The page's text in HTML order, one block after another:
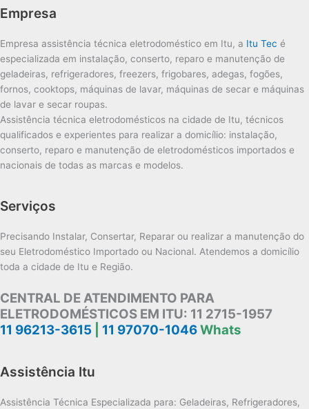
Empresa
Empresa assistência técnica eletrodoméstico em Itu, a Itu Tec é
especializada em instalação, conserto, reparo e manutenção de
geladeiras, refrigeradores, freezers, frigobares, adegas, fogões,
fornos, cooktops, máquinas de lavar, máquinas de secar e máquinas
de lavar e secar roupas.
Assistência técnica eletrodomésticos na cidade de Itu, técnicos
qualificados e experientes para realizar a domicílio: instalação,
conserto, reparo e manutenção de eletrodomésticos importados e
nacionais de todas as marcas e modelos.
Serviços
Precisando Instalar, Consertar, Reparar ou realizar a manutenção do
seu Eletrodoméstico Importado ou Nacional. Atendemos a domicílio
toda a cidade de Itu e Região.
CENTRAL DE ATENDIMENTO PARA
ELETRODOMÉSTICOS EM ITU: 11 2715-1957
11 96213-3615
11 97070-1046Whats
Assistência Itu
Assistência Técnica Especializada para: Geladeiras, Refrigeradores,